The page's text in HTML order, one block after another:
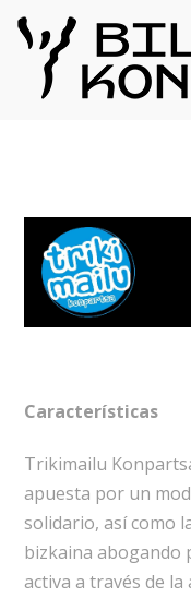
Características
Trikimailu
apuesta por un
solidario, así como
bizkaina abogando
activa a través de